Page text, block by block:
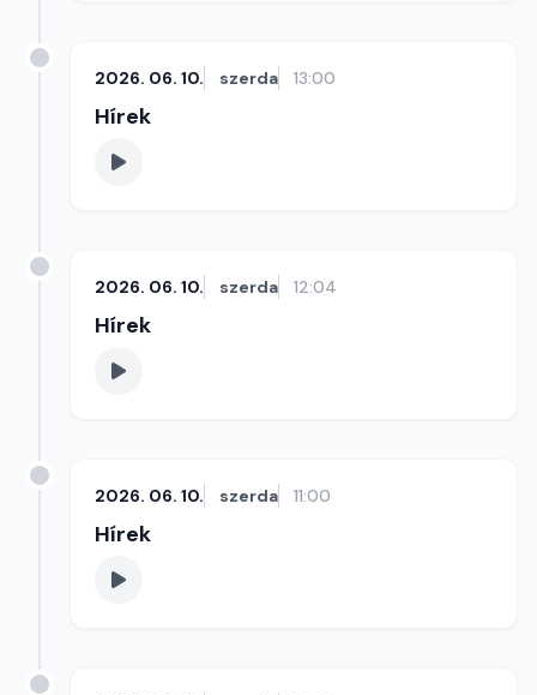
2026. 06. 10. szerda 13:00
Hírek
2026. 06. 10. szerda 12:04
Hírek
2026. 06. 10. szerda 11:00
Hírek